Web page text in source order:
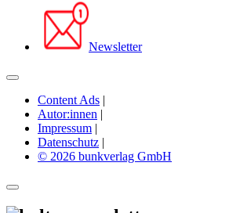
Newsletter
Content Ads |
Autor:innen |
Impressum |
Datenschutz |
© 2026 bunkverlag GmbH